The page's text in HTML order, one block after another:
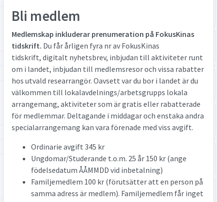
Bli medlem
Medlemskap inkluderar prenumeration på FokusKinas
tidskrift. Du får årligen fyra nr av FokusKinas
tidskrift, digitalt nyhetsbrev, inbjudan till aktiviteter runt
om i landet, inbjudan till medlemsresor och vissa rabatter
hos utvald researrangör. Oavsett var du bor i landet är du
välkommen till lokalavdelnings/arbetsgrupps lokala
arrangemang, aktiviteter som är gratis eller rabatterade
för medlemmar. Deltagande i middagar och enstaka andra
specialarrangemang kan vara förenade med viss avgift.
Ordinarie avgift 345 kr
Ungdomar/Studerande t.o.m. 25 år 150 kr (ange
födelsedatum ÅÅMMDD vid inbetalning)
Familjemedlem 100 kr (förutsätter att en person på
samma adress är medlem). Familjemedlem får inget